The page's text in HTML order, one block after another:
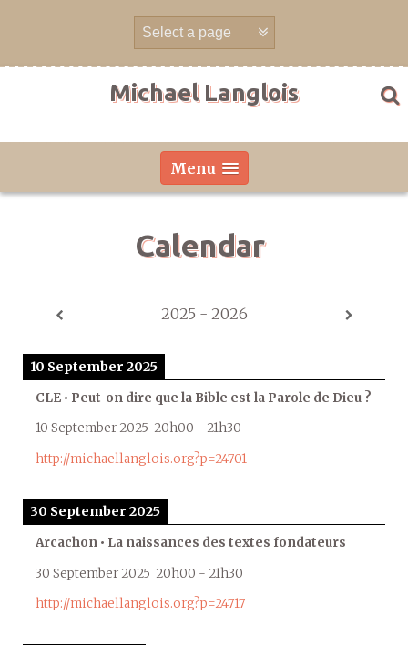
Michael Langlois
Menu
Calendar
2025 - 2026
10 September 2025
CLE • Peut-on dire que la Bible est la Parole de Dieu ?
10 September 2025 20h00 - 21h30
http://michaellanglois.org?p=24701
30 September 2025
Arcachon • La naissances des textes fondateurs
30 September 2025 20h00 - 21h30
http://michaellanglois.org?p=24717